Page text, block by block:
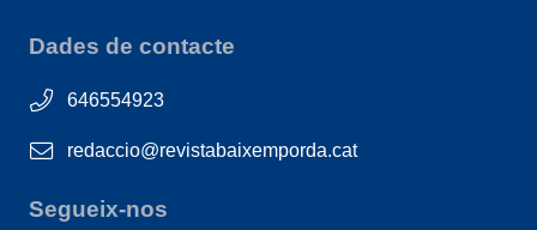
Dades de contacte
646554923
redaccio@revistabaixemporda.cat
Segueix-nos